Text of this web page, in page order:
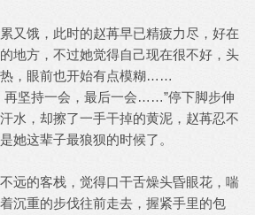
又饿，此时的赵苒早已精疲力尽，好在
地方，不过她觉得自己现在很不好，头
，眼前也开始有点模糊……
再坚持一会，最后一会……”停下脚步伸
水，却擦了一手干掉的黄泥，赵苒忍不
她这辈子最狼狈的时候了。
远的客栈，觉得口干舌燥头昏眼花，喘
沉重的步伐往前走去，握紧手里的包